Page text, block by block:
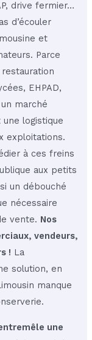
drive fermier…
d’écouler
et
Parce
restauration
EHPAD,
marché
logistique
exploitations.
à ces freins
aux petits
un débouché
nécessaire
vente. Nos
vendeurs,
! La
solution, en
manque
une